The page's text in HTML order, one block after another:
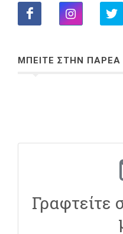
ΜΠΕΙΤΕ ΣΤΗΝ
Γραφτείτε